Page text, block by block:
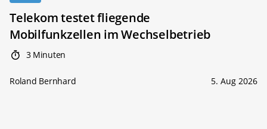
Telekom testet fliegende
Mobilfunkzellen im Wechselbetrieb
3 Minuten
Roland Bernhard 5. Aug 2026